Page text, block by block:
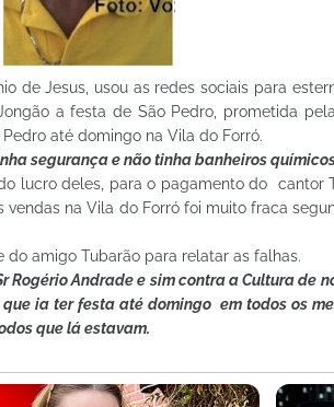
de Jesus, usou as redes sociais para
a festa de São Pedro, prometida
até domingo na Vila do Forró.
segurança e não tinha banheiros
lucro deles, para o pagamento do cantor
na Vila do Forró foi muito fraca
amigo Tubarão para relatar as falhas.
Rogério Andrade e sim contra a Cultura de
ia ter festa até domingo em todos os
que lá estavam.